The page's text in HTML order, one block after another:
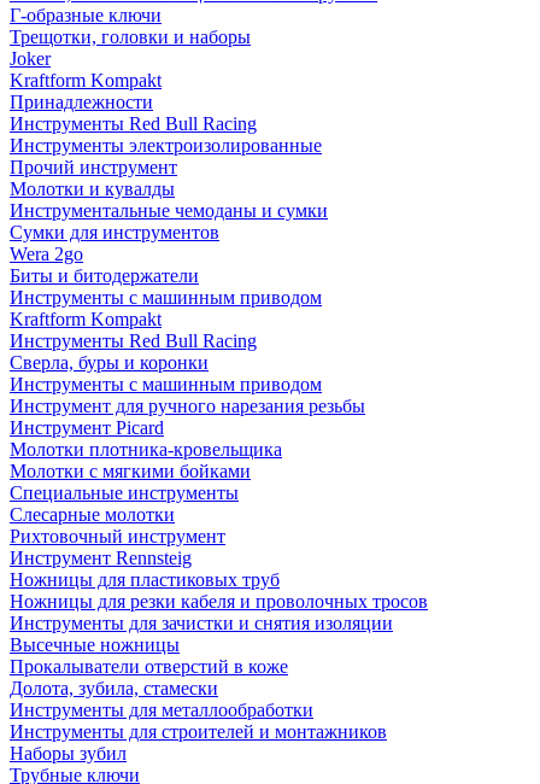
Г-образные ключи
Трещотки, головки и наборы
Joker
Kraftform Kompakt
Принадлежности
Инструменты Red Bull Racing
Инструменты электроизолированные
Прочий инструмент
Молотки и кувалды
Инструментальные чемоданы и сумки
Сумки для инструментов
Wera 2go
Биты и битодержатели
Инструменты с машинным приводом
Kraftform Kompakt
Инструменты Red Bull Racing
Сверла, буры и коронки
Инструменты с машинным приводом
Инструмент для ручного нарезания резьбы
Инструмент Picard
Молотки плотника-кровельщика
Молотки с мягкими бойками
Специальные инструменты
Слесарные молотки
Рихтовочный инструмент
Инструмент Rennsteig
Ножницы для пластиковых труб
Ножницы для резки кабеля и проволочных тросов
Инструменты для зачистки и снятия изоляции
Высечные ножницы
Прокалыватели отверстий в коже
Долота, зубила, стамески
Инструменты для металлообработки
Инструменты для строителей и монтажников
Наборы зубил
Трубные ключи